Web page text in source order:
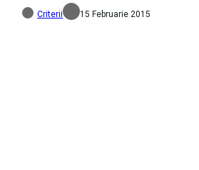
Criterii 15 Februarie 2015